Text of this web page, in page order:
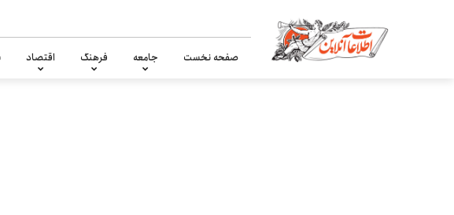
صفحه نخست جامعه فرهنگ اقتصاد